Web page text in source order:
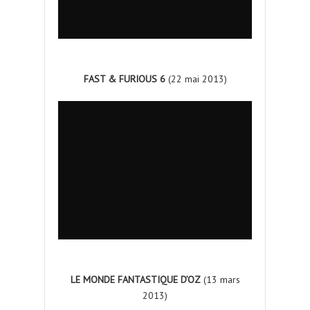
FAST & FURIOUS 6(22 mai 2013)
LE MONDE FANTASTIQUE D’OZ(13 mars
2013)